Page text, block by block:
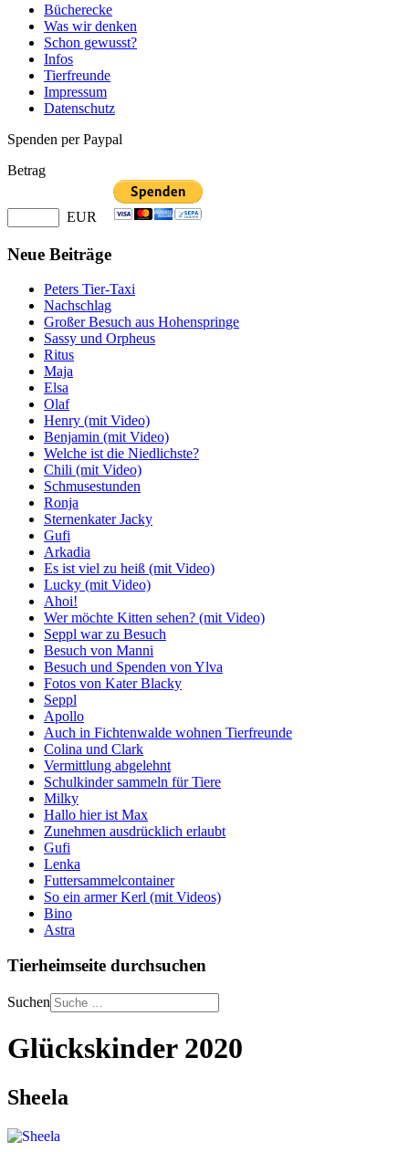
Bücherecke
Was wir denken
Schon gewusst?
Infos
Tierfreunde
Impressum
Datenschutz
Spenden per Paypal
Betrag
EUR
Neue Beiträge
Peters Tier-Taxi
Nachschlag
Großer Besuch aus Hohenspringe
Sassy und Orpheus
Ritus
Maja
Elsa
Olaf
Henry (mit Video)
Benjamin (mit Video)
Welche ist die Niedlichste?
Chili (mit Video)
Schmusestunden
Ronja
Sternenkater Jacky
Gufi
Arkadia
Es ist viel zu heiß (mit Video)
Lucky (mit Video)
Ahoi!
Wer möchte Kitten sehen? (mit Video)
Seppl war zu Besuch
Besuch von Manni
Besuch und Spenden von Ylva
Fotos von Kater Blacky
Seppl
Apollo
Auch in Fichtenwalde wohnen Tierfreunde
Colina und Clark
Vermittlung abgelehnt
Schulkinder sammeln für Tiere
Milky
Hallo hier ist Max
Zunehmen ausdrücklich erlaubt
Gufi
Lenka
Futtersammelcontainer
So ein armer Kerl (mit Videos)
Bino
Astra
Tierheimseite durchsuchen
Suchen
Glückskinder 2020
Sheela